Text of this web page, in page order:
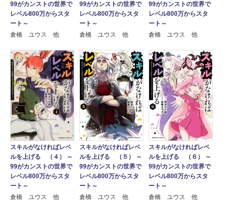
99がカンストの世界で
レベル800万からスタ
ート～
倉橋 ユウス 他
99がカンストの世界で
レベル800万からスタ
ート～
倉橋 ユウス 他
99がカンストの世界で
レベル800万からスタ
ート～
倉橋 ユウス 他
スキルがなければレベ
ルを上げる （４） ～
99がカンストの世界で
レベル800万からスタ
ート～
倉橋 ユウス 他
スキルがなければレベ
ルを上げる （５） ～
99がカンストの世界で
レベル800万からスタ
ート～
倉橋 ユウス 他
スキルがなければレベ
ルを上げる （６） ～
99がカンストの世界で
レベル800万からスタ
ート～
倉橋 ユウス 他